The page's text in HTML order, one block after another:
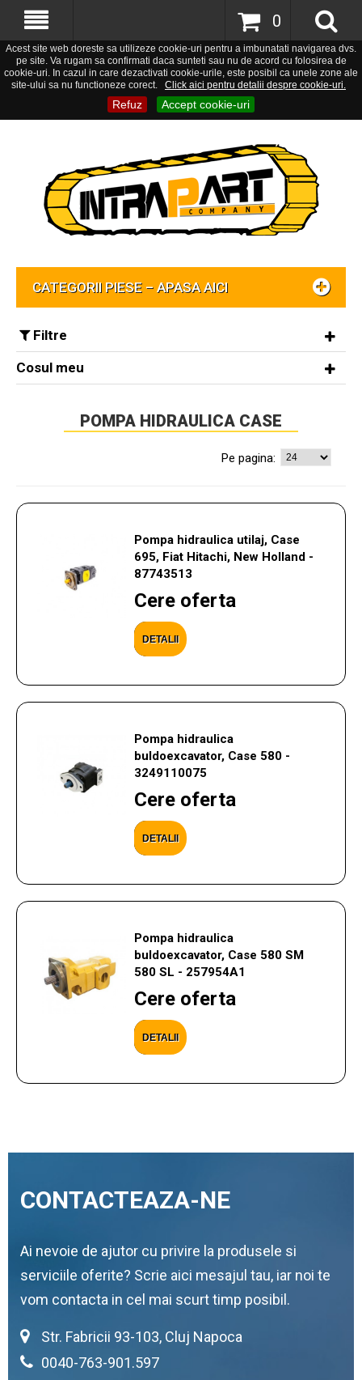
Acest site web doreste sa utilizeze cookie-uri pentru a imbunatati navigarea dvs.
pe site. Va rugam sa confirmati daca sunteti sau nu de acord cu folosirea de
cookie-uri. In cazul in care dezactivati cookie-urile, este posibil ca unele zone ale
site-ului sa nu functioneze corect.
Click aici pentru detalii despre cookie-uri.
Refuz Accept cookie-uri
0
CATEGORII PIESE – APASA AICI
Filtre
Cosul meu
POMPA HIDRAULICA CASE
Pe pagina:
Pompa hidraulica utilaj, Case
695, Fiat Hitachi, New Holland -
87743513
Cere oferta
DETALII
Pompa hidraulica
buldoexcavator, Case 580 -
3249110075
Cere oferta
DETALII
Pompa hidraulica
buldoexcavator, Case 580 SM
580 SL - 257954A1
Cere oferta
DETALII
CONTACTEAZA-NE
Ai nevoie de ajutor cu privire la produsele si
serviciile oferite? Scrie aici mesajul tau, iar noi te
vom contacta in cel mai scurt timp posibil.
Str. Fabricii 93-103, Cluj Napoca
0040-763-901.597